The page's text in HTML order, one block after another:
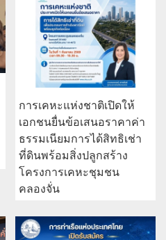
การเคหะแห่งชาติเปิดให้
เอกชนยื่นข้อเสนอราคาค่า
ธรรมเนียมการได้สิทธิเช่า
ที่ดินพร้อมสิ่งปลูกสร้าง
โครงการเคหะชุมชน
คลองจั่น